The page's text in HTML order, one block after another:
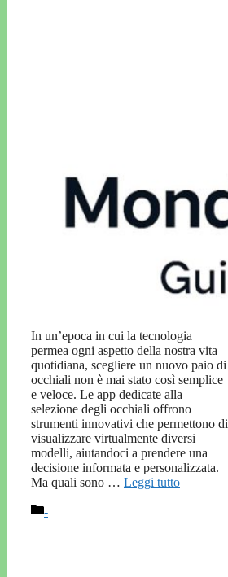
In un’epoca in cui la tecnologia
permea ogni aspetto della nostra vita
quotidiana, scegliere un nuovo paio di
occhiali non è mai stato così semplice
e veloce. Le app dedicate alla
selezione degli occhiali offrono
strumenti innovativi che permettono di
visualizzare virtualmente diversi
modelli, aiutandoci a prendere una
decisione informata e personalizzata.
Ma quali sono … Leggi tutto
Categorie
-